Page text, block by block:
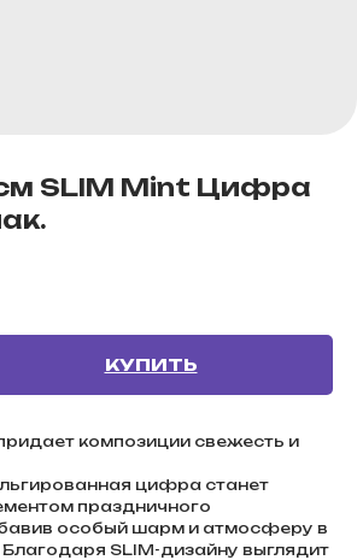
SLIM Mint Цифра
КУПИТЬ
композиции свежесть и
цифра станет
праздничного
особый шарм и атмосферу в
SLIM-дизайну выглядит